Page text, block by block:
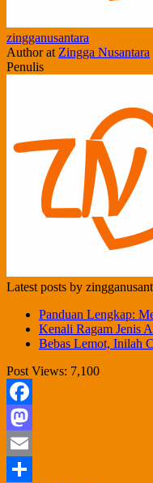
zingganusantara
Authorat Zingga Nusantara
Penulis
Latest posts by
Panduan Lengkap:
Kenali Ragam Jenis
Bebas Lemot, Inilah
Post Views: 7,100
Facebook
Mastodon
Email